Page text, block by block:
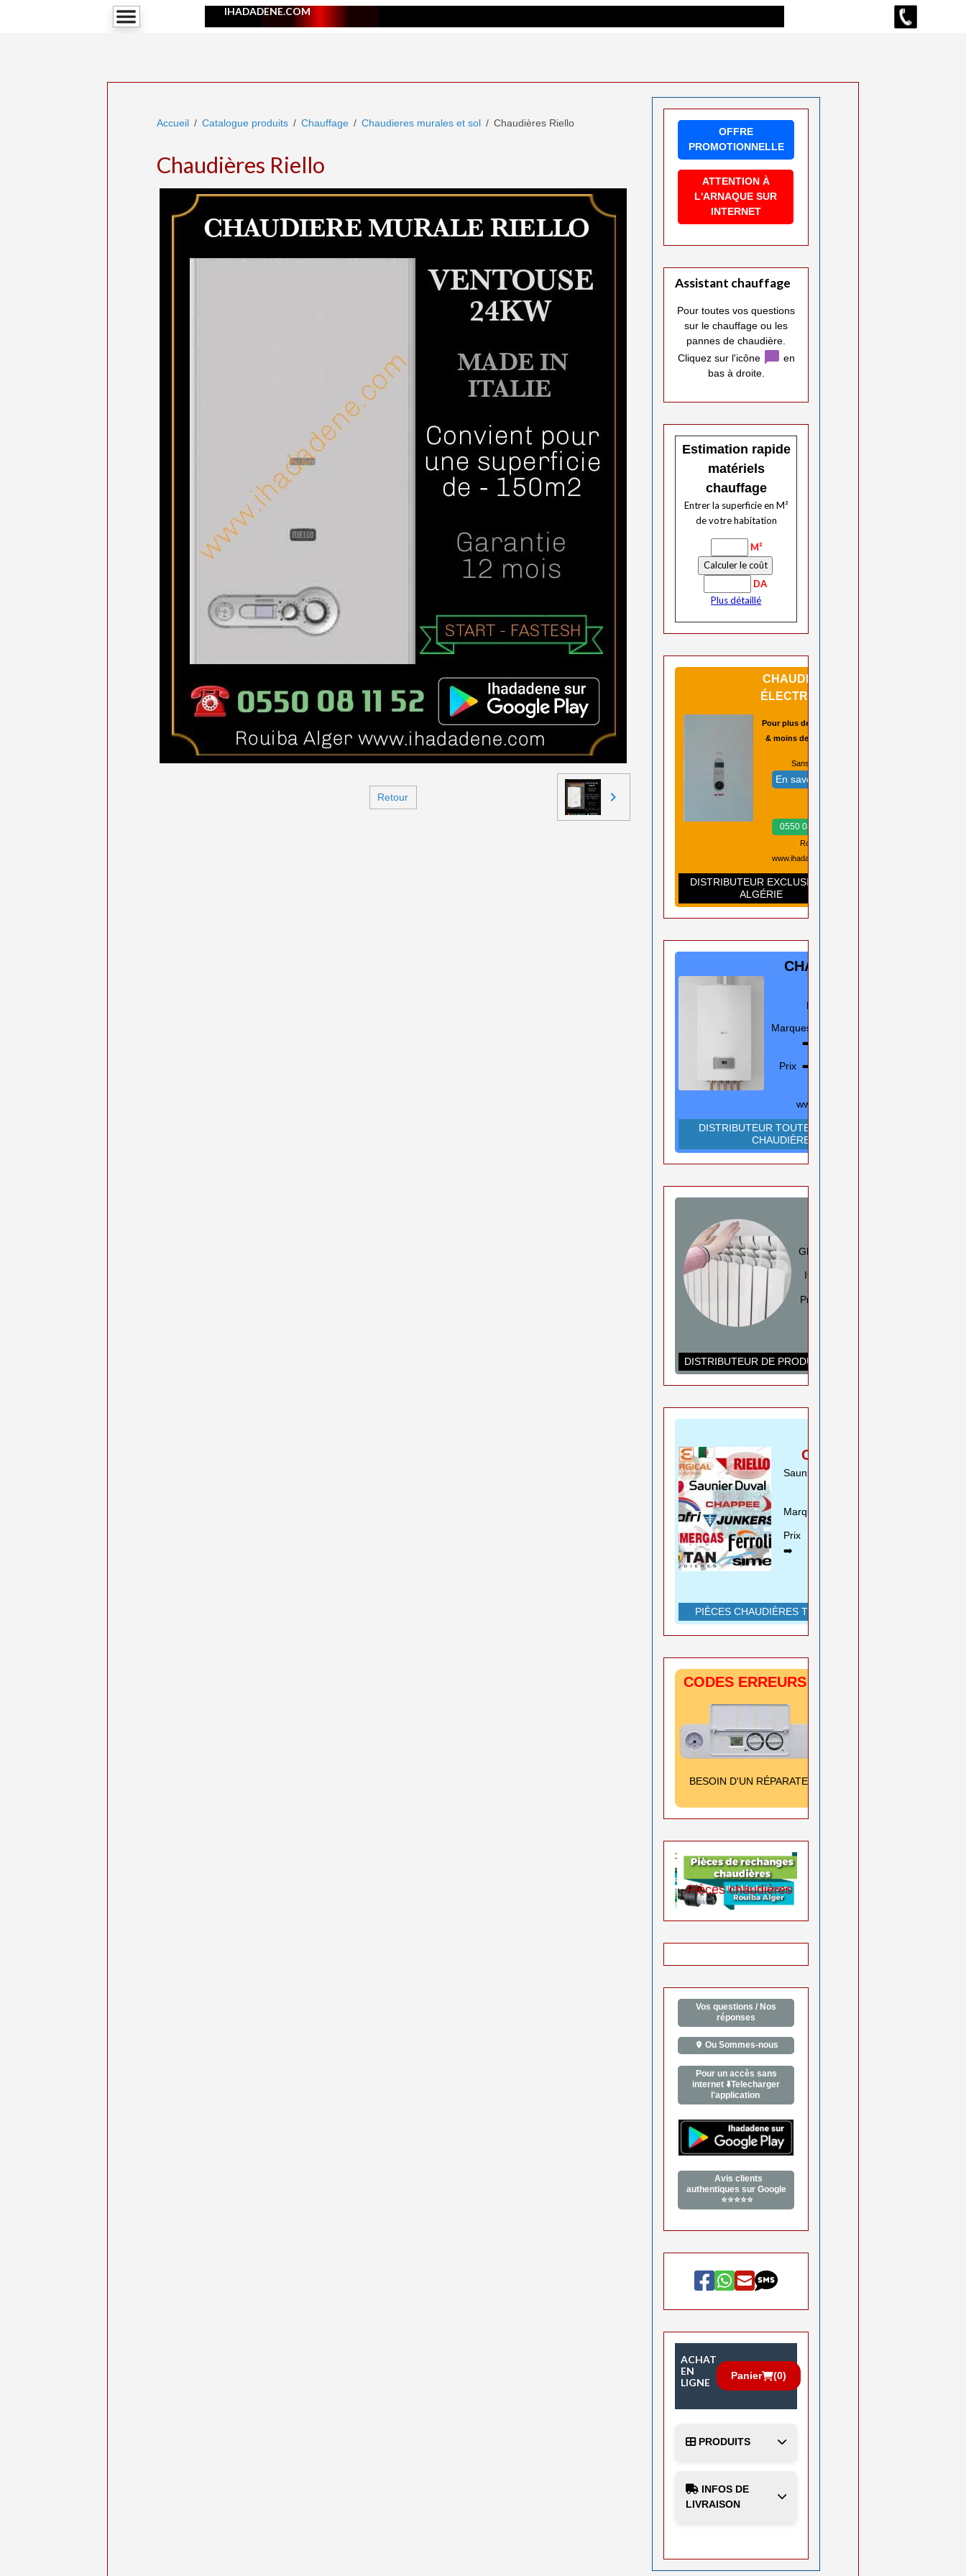
IHADADENE.COM
Accueil Catalogue produits Chauffage Chaudieres murales et sol Chaudières Riello
Chaudières Riello
Retour
OFFRE
PROMOTIONNELLE
ATTENTION À
L'ARNAQUE SUR
INTERNET
Assistant chauffage
Pour toutes vos questions
sur le chauffage ou les
pannes de chaudière.
Cliquez sur l'icône
chat_bubble en
bas à droite.
Estimation rapide
matériels
chauffage
Entrer la superficie en M²
de votre habitation
M²
DA
Plus détaillé
CHAUDIÈRES
ÉLECTRIQUES
Pour plus de sécurité
& moins de pannes
Sans CO2 ➡️
En savoir plus
0550 08 11 52
Rouiba Alger
www.ihadadene.com
DISTRIBUTEUR EXCLUSIF EN
ALGÉRIE
CHAUDIÈRES
Murale/Sol
Marques
➡️
Prix ➡️
www.ihadadene.com
DISTRIBUTEUR TOUTES MARQUES
CHAUDIÈRES
GLOBAL/FARAL/HELYOS
Italie
Prix ➡️
DISTRIBUTEUR DE PRODUITS DE CHAUFFAGE
CHAUDIÈRES
Saunier Duval Riello Beretta
Marques➡️
Prix
➡️
PIÈCES CHAUDIÈRES TOUTES MARQUES
CODES ERREURS CHAUDIÈRES
BESOIN D'UN RÉPARATEUR
Pièces chaudières
Vos questions / Nos
réponses
Ou Sommes-nous
Pour un accès sans
internet ⬇️Telecharger
l'application
Avis clients
authentiques sur Google
⭐⭐⭐⭐⭐
ACHAT
EN
LIGNE
Panier (0)
PRODUITS
INFOS DE
LIVRAISON